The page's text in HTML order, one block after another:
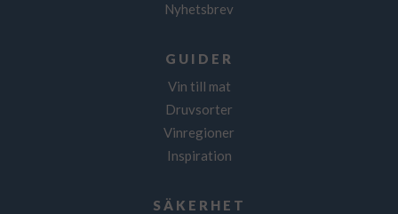
Nyhetsbrev
GUIDER
Vin till mat
Druvsorter
Vinregioner
Inspiration
SÄKERHET